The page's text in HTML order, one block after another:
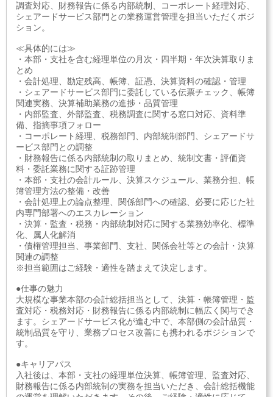
調査対応、財務報告に係る内部統制、コーポレート経理対応、
シェアードサービス部門との業務運営管理を担当いただくポジ
ション。
≪具体的には≫
・本部・支社を含む経理単位の月次・四半期・年次決算取りま
とめ
・会計処理、勘定残高、帳簿、証憑、決算資料の確認・管理
・シェアードサービス部門に委託している伝票チェック、帳簿
関連実務、決算補助業務の進捗・品質管理
・内部監査、外部監査、税務調査に関する窓口対応、資料準
備、指摘事項フォロー
・コーポレート経理、税務部門、内部統制部門、シェアードサ
ービス部門との調整
・財務報告に係る内部統制の取りまとめ、統制文書・評価資
料・委託業務に関する証跡管理
・本部・支社の会計ルール、決算スケジュール、業務分担、帳
簿管理方法の整備・改善
・会計処理上の論点整理、関係部門への確認、必要に応じた社
内専門部署へのエスカレーション
・決算・監査・税務・内部統制対応に関する業務効率化、標準
化、属人化解消
・債権管理担当、事業部門、支社、関係会社等との会計・決算
関連の調整
※担当範囲はご経験・適性を踏まえて決定します。
●仕事の魅力
大規模な事業本部の会計総括担当として、決算・帳簿管理・監
査対応・税務対応・財務報告に係る内部統制に幅広く関与でき
ます。シェアードサービス化が進む中で、本部側の会計品質・
統制品質を守り、業務プロセス改善にも携われるポジションで
す。
●キャリアパス
入社後は、本部・支社の経理単位決算、帳簿管理、監査対応、
財務報告に係る内部統制の実務を担当いただき、会計総括機能